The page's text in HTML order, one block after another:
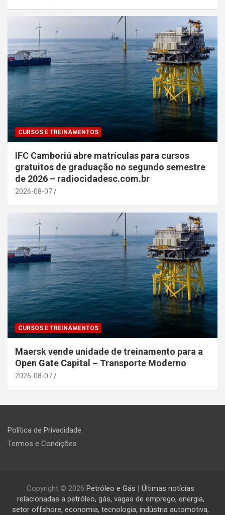
CURSOS E TREINAMENTOS
IFC Camboriú abre matrículas para cursos
gratuitos de graduação no segundo semestre
de 2026 – radiocidadesc.com.br
2026-08-07
CURSOS E TREINAMENTOS
Maersk vende unidade de treinamento para a
Open Gate Capital – Transporte Moderno
2026-08-07
Política de Privacidade
Termos e Condições
Copyright © 2026 Petróleo e Gás | Últimas notícias
relacionadas a petróleo, gás, vagas de emprego, energia,
setor offshore, economia, tecnologia, indústria automotiva,